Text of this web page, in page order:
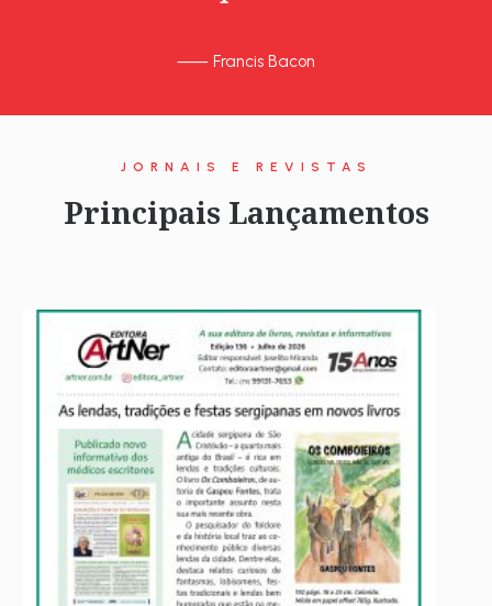
⸺ Francis Bacon
JORNAIS E REVISTAS
Principais Lançamentos